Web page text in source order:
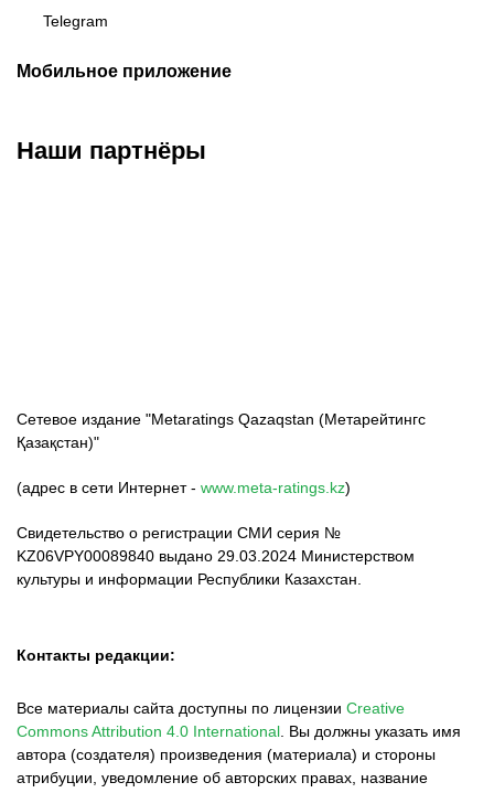
Telegram
Мобильное приложение
Наши партнёры
Сетевое издание "Metaratings Qazaqstan (Метарейтингс
Қазақстан)"
(адрес в сети Интернет - www.meta-ratings.kz)
Свидетельство о регистрации СМИ серия №
KZ06VPY00089840 выдано 29.03.2024 Министерством
культуры и информации Республики Казахстан.
Контакты редакции:
Все материалы сайта доступны по лицензии Creative
Commons Attribution 4.0 International. Вы должны указать имя
автора (создателя) произведения (материала) и стороны
атрибуции, уведомление об авторских правах, название